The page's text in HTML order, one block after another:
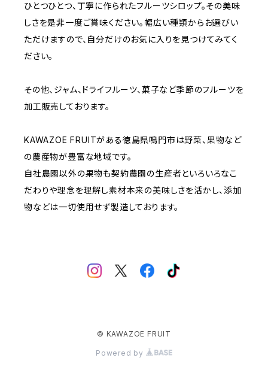
ひとつひとつ、丁寧に作られたフルーツシロップ。その美味
しさを是非一度ご賞味ください。幅広い種類からお選びい
ただけますので、自分だけのお気に入りを見つけてみてく
ださい。
その他、ジャム、ドライフルーツ、菓子など季節のフルーツを
加工販売しております。
KAWAZOE FRUITがある徳島県鳴門市は野菜、果物など
の農産物が豊富な地域です。
自社農園以外の果物も契約農園の生産者といろいろなこ
だわりや理念を理解し素材本来の美味しさを活かし、添加
物などは一切使用せず製造しております。
© KAWAZOE FRUIT
Powered by